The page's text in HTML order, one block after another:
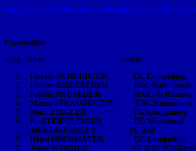
https://verband.eisstocksport.de/download/ergebnisliste-
Ergebnisliste
Rang Name Verein
Florian SCHUHBECK EC
Florian KREUZEDER ESC
Fabian NEUMAIER DJK SG
Marco STRAUBINGER ESC
Marc ZIEGLER TG Königsmoos
Paul HOEGLINGER EC
Johannes PAULUS SC Zell m
Hansi OBERMAYER EC
Jonas WIMMER SV DJK